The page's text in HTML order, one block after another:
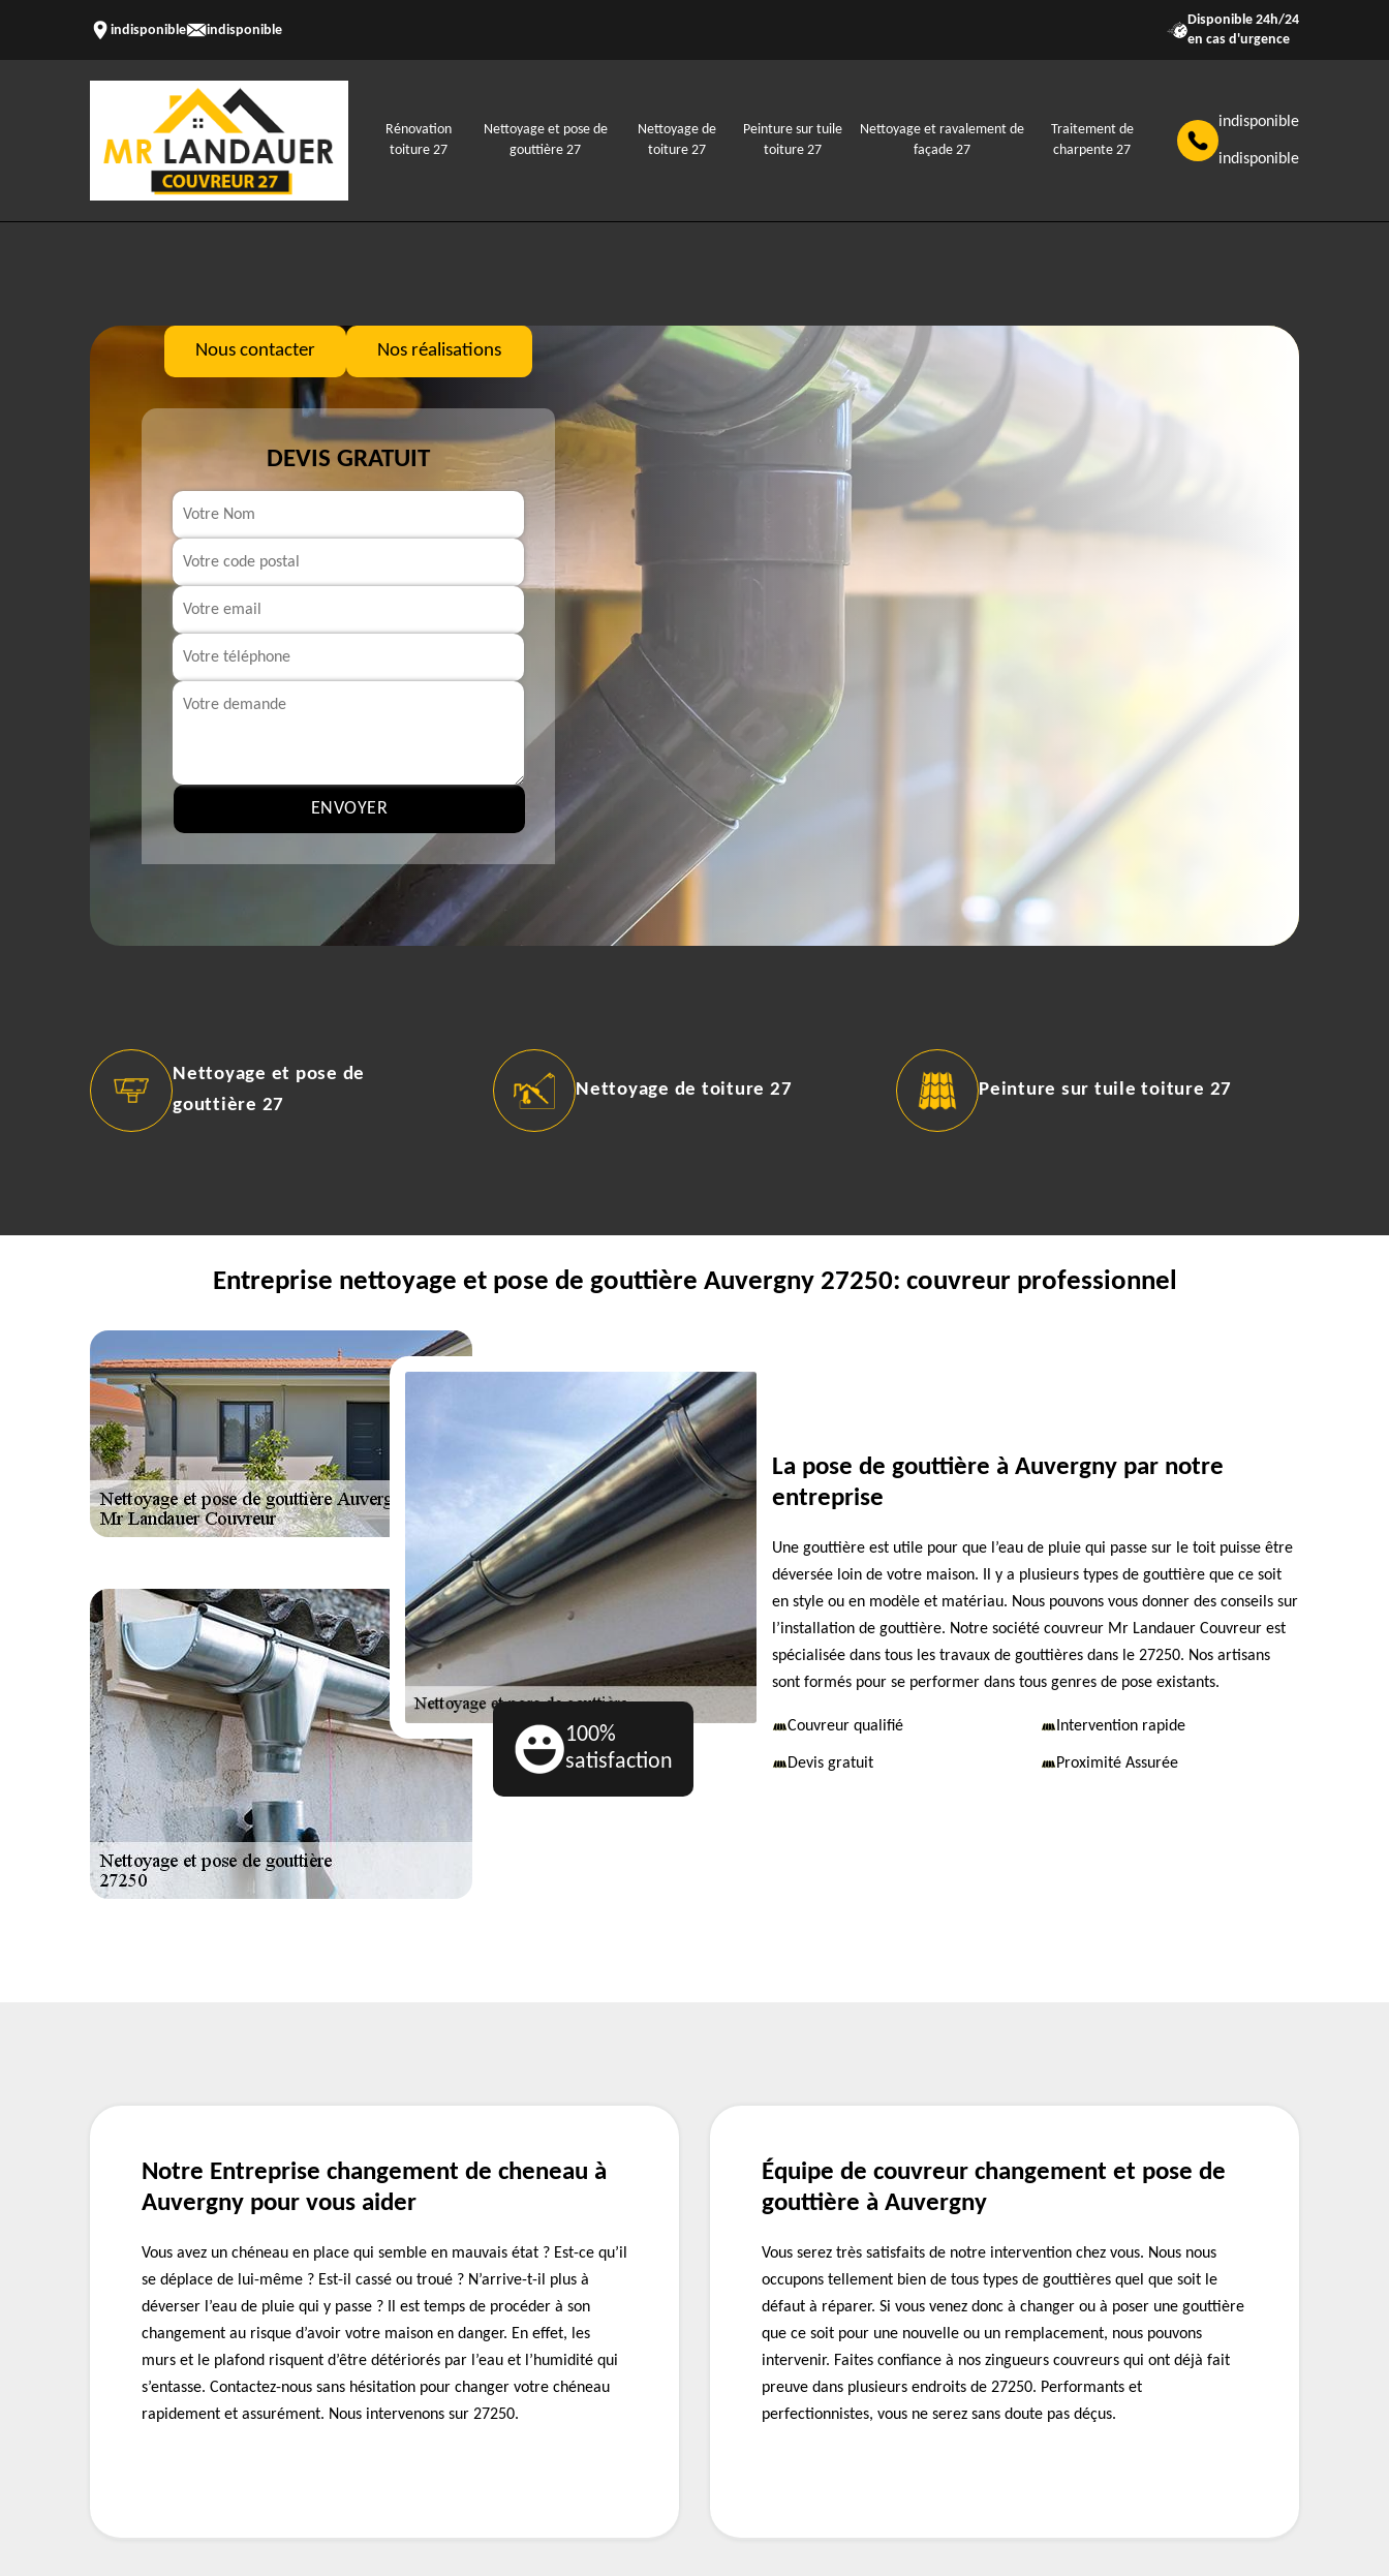
indisponible indisponible
Disponible 24h/24
en cas d'urgence
Rénovation
toiture 27
Nettoyage et pose de
gouttière 27
Nettoyage de
toiture 27
Peinture sur tuile
toiture 27
Nettoyage et ravalement de
façade 27
Traitement de
charpente 27
indisponible
indisponible
Nous contacter Nos réalisations
DEVIS GRATUIT
Nettoyage et pose de
gouttière 27
Nettoyage de toiture 27 Peinture sur tuile toiture 27
Entreprise nettoyage et pose de gouttière Auvergny 27250: couvreur professionnel
100%
satisfaction
La pose de gouttière à Auvergny par notre
entreprise
Une gouttière est utile pour que l’eau de pluie qui passe sur le toit puisse être
déversée loin de votre maison. Il y a plusieurs types de gouttière que ce soit
en style ou en modèle et matériau. Nous pouvons vous donner des conseils sur
l’installation de gouttière. Notre société couvreur Mr Landauer Couvreur est
spécialisée dans tous les travaux de gouttières dans le 27250. Nos artisans
sont formés pour se performer dans tous genres de pose existants.
Couvreur qualifié Intervention rapide
Devis gratuit Proximité Assurée
Notre Entreprise changement de cheneau à
Auvergny pour vous aider
Vous avez un chéneau en place qui semble en mauvais état ? Est-ce qu’il
se déplace de lui-même ? Est-il cassé ou troué ? N’arrive-t-il plus à
déverser l’eau de pluie qui y passe ? Il est temps de procéder à son
changement au risque d’avoir votre maison en danger. En effet, les
murs et le plafond risquent d’être détériorés par l’eau et l’humidité qui
s’entasse. Contactez-nous sans hésitation pour changer votre chéneau
rapidement et assurément. Nous intervenons sur 27250.
Équipe de couvreur changement et pose de
gouttière à Auvergny
Vous serez très satisfaits de notre intervention chez vous. Nous nous
occupons tellement bien de tous types de gouttières quel que soit le
défaut à réparer. Si vous venez donc à changer ou à poser une gouttière
que ce soit pour une nouvelle ou un remplacement, nous pouvons
intervenir. Faites confiance à nos zingueurs couvreurs qui ont déjà fait
preuve dans plusieurs endroits de 27250. Performants et
perfectionnistes, vous ne serez sans doute pas déçus.